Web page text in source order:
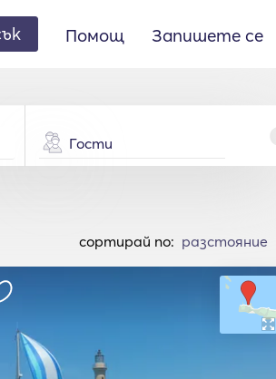
Помощ Запишете се
Гости
cортирай по: